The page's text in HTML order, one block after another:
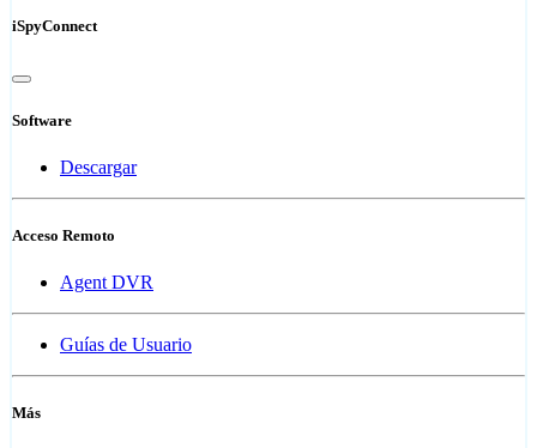
iSpyConnect
Software
Descargar
Acceso Remoto
Agent DVR
Guías de Usuario
Más